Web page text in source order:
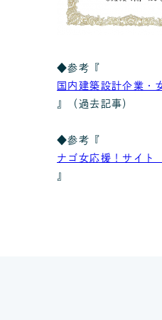
◆参考『
国内建築設計企業・
』（過去記事）
◆参考『
ナゴ女応援！サイト
』